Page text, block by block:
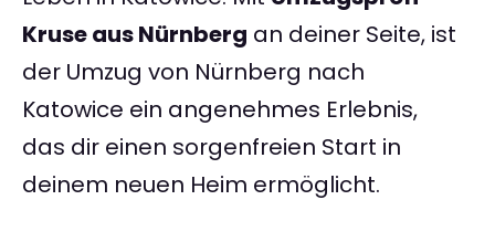
Kruse aus Nürnberg an deiner Seite, ist
der Umzug von Nürnberg nach
Katowice ein angenehmes Erlebnis,
das dir einen sorgenfreien Start in
deinem neuen Heim ermöglicht.